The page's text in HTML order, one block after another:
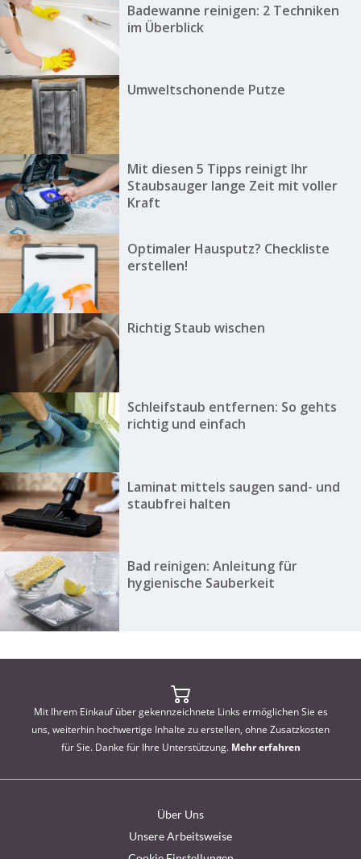
Badewanne reinigen: 2 Techniken
im Überblick
Umweltschonende Putze
Mit diesen 5 Tipps reinigt Ihr
Staubsauger lange Zeit mit voller
Kraft
Optimaler Hausputz? Checkliste
erstellen!
Richtig Staub wischen
Schleifstaub entfernen: So gehts
richtig und einfach
Laminat mittels saugen sand- und
staubfrei halten
Bad reinigen: Anleitung für
hygienische Sauberkeit
Mit Ihrem Einkauf über gekennzeichnete Links ermöglichen Sie es
uns, weiterhin hochwertige Inhalte zu erstellen, ohne Zusatzkosten
für Sie. Danke für Ihre Unterstützung. Mehr erfahren
Über Uns
Unsere Arbeitsweise